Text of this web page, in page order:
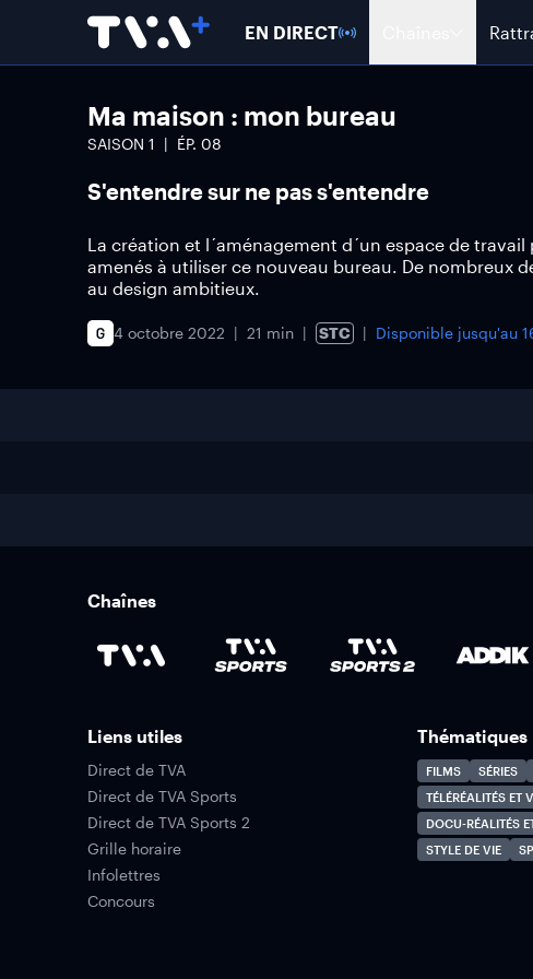
EN DIRECT
Ma maison : mon bureau
SAISON 1 ÉP. 08
S'entendre sur ne pas s'entendre
La création et l´aménagement d´un espace de
amenés à utiliser ce nouveau bureau. De nombreux
au design ambitieux.
4 octobre 2022 21 min STC Disponible jusqu'au
Chaînes
Liens utiles
Direct de TVA
Direct de TVA Sports
Direct de TVA Sports 2
Grille horaire
Infolettres
Concours
Thématiques
FILMS SÉRIES
TÉLÉRÉALITÉS ET
DOCU-RÉALITÉS
STYLE DE VIE